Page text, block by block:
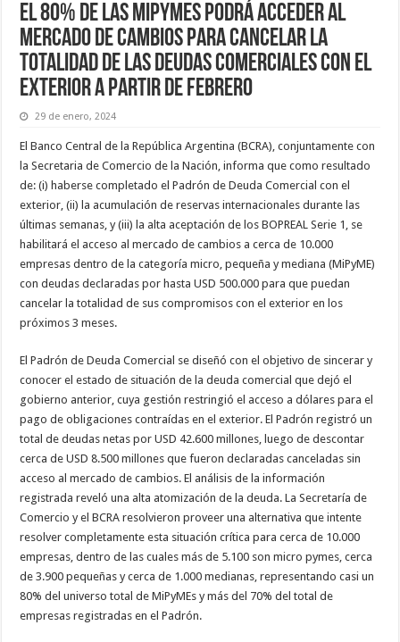
El 80% de las MiPyMEs podrá acceder al
mercado de cambios para cancelar la
totalidad de las deudas comerciales con el
exterior a partir de febrero
29 de enero, 2024
El Banco Central de la República Argentina (BCRA), conjuntamente con
la Secretaria de Comercio de la Nación, informa que como resultado
de: (i) haberse completado el Padrón de Deuda Comercial con el
exterior, (ii) la acumulación de reservas internacionales durante las
últimas semanas, y (iii) la alta aceptación de los BOPREAL Serie 1, se
habilitará el acceso al mercado de cambios a cerca de 10.000
empresas dentro de la categoría micro, pequeña y mediana (MiPyME)
con deudas declaradas por hasta USD 500.000 para que puedan
cancelar la totalidad de sus compromisos con el exterior en los
próximos 3 meses.
El Padrón de Deuda Comercial se diseñó con el objetivo de sincerar y
conocer el estado de situación de la deuda comercial que dejó el
gobierno anterior, cuya gestión restringió el acceso a dólares para el
pago de obligaciones contraídas en el exterior. El Padrón registró un
total de deudas netas por USD 42.600 millones, luego de descontar
cerca de USD 8.500 millones que fueron declaradas canceladas sin
acceso al mercado de cambios. El análisis de la información
registrada reveló una alta atomización de la deuda. La Secretaría de
Comercio y el BCRA resolvieron proveer una alternativa que intente
resolver completamente esta situación crítica para cerca de 10.000
empresas, dentro de las cuales más de 5.100 son micro pymes, cerca
de 3.900 pequeñas y cerca de 1.000 medianas, representando casi un
80% del universo total de MiPyMEs y más del 70% del total de
empresas registradas en el Padrón.